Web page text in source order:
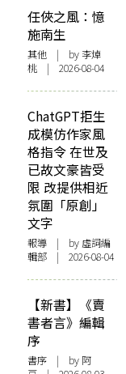
任俠之風：憶
施南生
其他 | by 李焯
桃 | 2026-08-04
ChatGPT拒生
成模仿作家風
格指令 在世及
已故文豪皆受
限 改提供相近
氛圍「原創」
文字
報導 | by 虛詞編
輯部 | 2026-08-04
【新書】《賣
書者言》編輯
序
書序 | by 阿